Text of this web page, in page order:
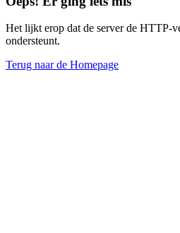
Het lijkt erop dat de server de HTTP-
ondersteunt.
Terug naar de Homepage